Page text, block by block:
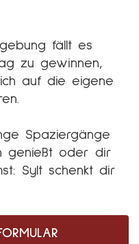
fällt es
zu gewinnen,
auf die eigene
Spaziergänge
genießt oder dir
Sylt schenkt dir